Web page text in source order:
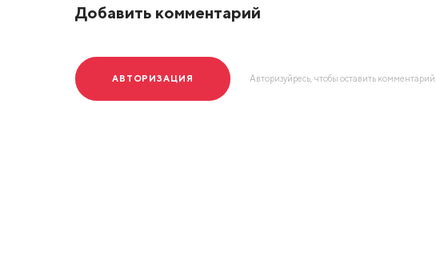
Добавить комментарий
АВТОРИЗАЦИЯ Авторизуйресь, чтобы оставить комментарий.